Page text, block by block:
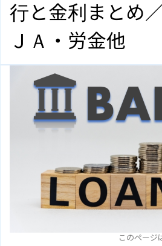
行と金利まとめ
ＪＡ・労金他
このページ